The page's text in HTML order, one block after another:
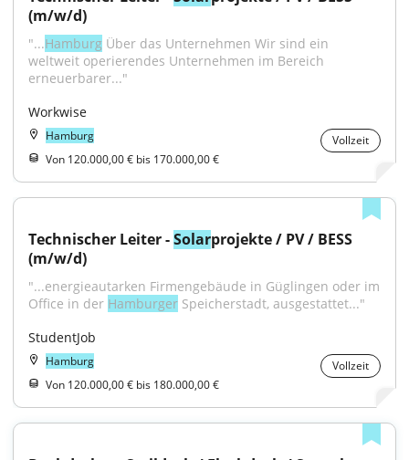
(m/w/d)
"...Hamburg Über das Unternehmen Wir sind ein
weltweit operierendes Unternehmen im Bereich
erneuerbarer..."
Workwise
Hamburg
Vollzeit
Von 120.000,00 € bis 170.000,00 €
Technischer Leiter - Solarprojekte / PV / BESS
(m/w/d)
"...energieautarken Firmengebäude in Güglingen oder im
Office in der Hamburger Speicherstadt, ausgestattet..."
StudentJob
Hamburg
Vollzeit
Von 120.000,00 € bis 180.000,00 €